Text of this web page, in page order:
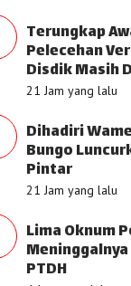
Terungkap
Pelecehan
Disdik Masih
21 Jam yang lalu
Dihadiri
Bungo
Pintar
21 Jam yang lalu
Lima Oknum
PTDH